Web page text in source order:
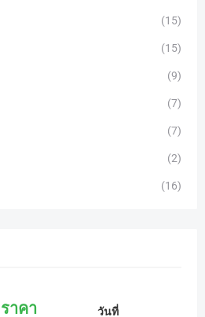
(15)
(15)
(9)
(7)
(7)
(2)
(16)